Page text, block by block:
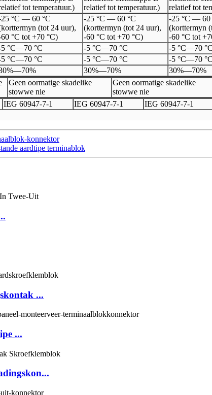
tot temperatuur.)
relatief tot temperatuur.)
relatief tot
°C — 60 °C
(tot 24 uur),
°C tot +70 °C)
-25 °C — 60 °C
(korttermyn (tot 24 uur),
-60 °C tot +70 °C)
-25 °C — 60
(korttermyn
-60 °C tot
°C—70 °C -5 °C—70 °C -5 °C—70 °C
°C—70 °C -5 °C—70 °C -5 °C—70 °C
—70% 30%—70% 30%—70%
Geen oormatige skadelike
stowwe nie
Geen oormatige skadelike
stowwe nie
IEG 60947-7-1 IEG 60947-7-1 IEG 60947-7-1
konnektor
aardtipe terminablok
...
...